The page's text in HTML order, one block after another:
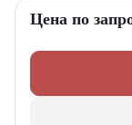
Цена по